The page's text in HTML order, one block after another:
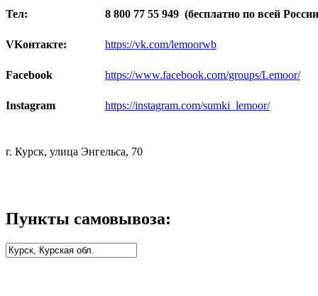
Тел: 8 800 77 55 949 (бесплатно по всей
VKонтакте: https://vk.com/lemoorwb
Facebook https://www.facebook.com/groups/Lemoor/
Instagram https://instagram.com/sumki_lemoor/
г. Курск, улица Энгельса, 70
Пункты самовывоза: